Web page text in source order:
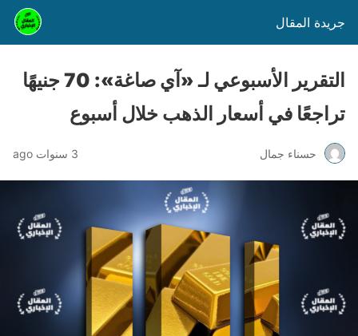
جريدة المقال
التقرير الأسبوعي لـ «آي صاغة»: 70 جنيهًا
تراجعًا في أسعار الذهب خلال أسبوع
حسناء جمال 3 سنوات ago